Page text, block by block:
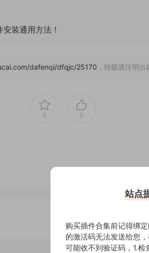
装通用方法！
dafenqi/dfqjc/25170 ，转载请注明
0 0
站点
购买插件合集前记得绑
的激活码无法发送给您
可能收不到验证码，1.检